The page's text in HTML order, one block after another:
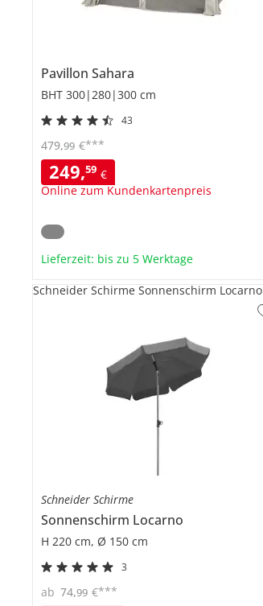
PavillonSahara
BHT 300|280|300 cm
43
249,59 €
Online zum Kundenkartenpreis
479,99 €***
Lieferzeit: bis zu 5 Werktage
Schneider Schirme
Sonnenschirm Locarno
H 220 cm, Ø 150 cm
3
ab 74,99 €***
Schneider Schirme Sonnenschirm Locarno